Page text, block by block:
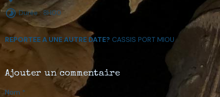
Durée : 8H00
REPORTEE A UNE AUTRE DATE? CASSIS PORT MIOU
Ajouter un commentaire
Nom